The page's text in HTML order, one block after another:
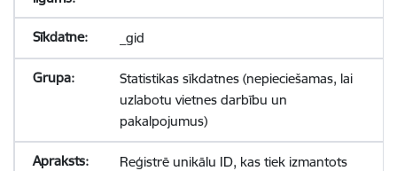
_gid
Statistikas sīkdatnes (nepieciešamas, lai
uzlabotu vietnes darbību un
pakalpojumus)
Reģistrē unikālu ID, kas tiek izmantots